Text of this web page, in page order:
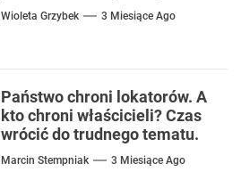
Wioleta Grzybek 3 Miesiące Ago
Państwo chroni lokatorów. A
kto chroni właścicieli? Czas
wrócić do trudnego tematu.
Marcin Stempniak 3 Miesiące Ago